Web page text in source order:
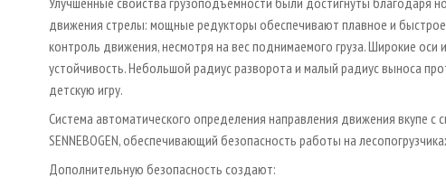
движения стрелы: мощные редукторы обеспечивают плавное и
контроль движения, несмотря на вес поднимаемого груза. Широкие
устойчивость. Небольшой радиус разворота и малый радиус выноса
детскую игру.
Система автоматического определения направления движения вкупе с
SENNEBOGEN, обеспечивающий безопасность работы на
Дополнительную безопасность создают: